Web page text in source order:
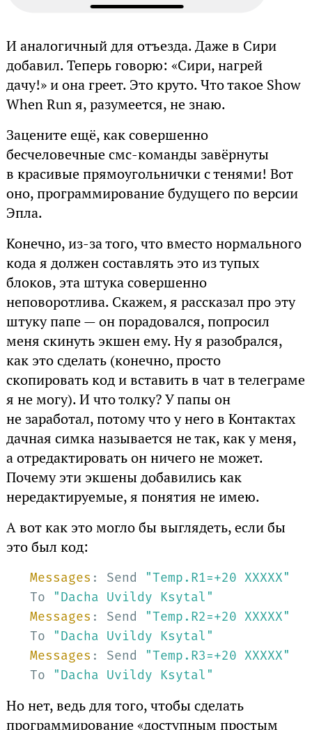
И аналогичный для отъезда. Даже в Сири
добавил. Теперь говорю: «Сири, нагрей
дачу!» и она греет. Это круто. Что такое Show
When Run я, разумеется, не знаю.
Зацените ещё, как совершенно
бесчеловечные смс-команды завёрнуты
в красивые прямоугольнички с тенями! Вот
оно, программирование будущего по версии
Эпла.
Конечно, из-за того, что вместо нормального
кода я должен составлять это из тупых
блоков, эта штука совершенно
неповоротлива. Скажем, я рассказал про эту
штуку папе — он порадовался, попросил
меня скинуть экшен ему. Ну я разобрался,
как это сделать (конечно, просто
скопировать код и вставить в чат в телеграме
я не могу). И что толку? У папы он
не заработал, потому что у него в Контактах
дачная симка называется не так, как у меня,
а отредактировать он ничего не может.
Почему эти экшены добавились как
нередактируемые, я понятия не имею.
А вот как это могло бы выглядеть, если бы
это был код:
Messages : Send
"Temp.R1=+20 XXXXX"
To
"Dacha Uvildy Ksytal"
Messages : Send
"Temp.R2=+20 XXXXX"
To
"Dacha Uvildy Ksytal"
Messages : Send
"Temp.R3=+20 XXXXX"
To
"Dacha Uvildy Ksytal"
Но нет, ведь для того, чтобы сделать
программирование «доступным простым